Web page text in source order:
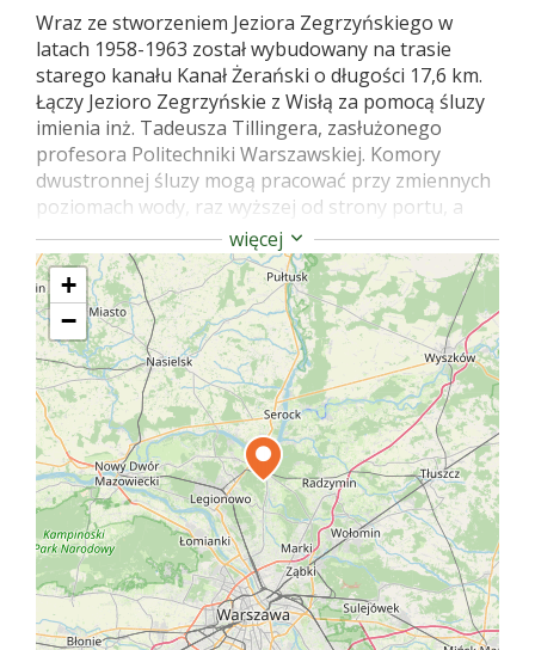
Wraz ze stworzeniem Jeziora Zegrzyńskiego w
latach 1958-1963 został wybudowany na trasie
starego kanału Kanał Żerański o długości 17,6 km.
Łączy Jezioro Zegrzyńskie z Wisłą za pomocą śluzy
imienia inż. Tadeusza Tillingera, zasłużonego
profesora Politechniki Warszawskiej. Komory
dwustronnej śluzy mogą pracować przy zmiennych
poziomach wody, raz wyższej od strony portu, a
niekiedy wyższej od strony Wisły. Dzięki temu jest
to unikalny obiekt hydrotechniczny w Polsce.
Obecnie ważny szlak transportowy, którym m.in.
przewozi się znad Narwi żwir dla budownictwa
warszawskiego, eksploatowany z wyrobisk
pomiędzy Różanem a Pułtuskiem.
więcej
+
−